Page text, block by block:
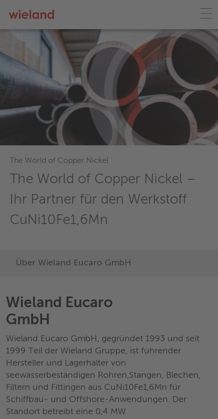
The World of Copper Nickel
The World of Copper Nickel –
Ihr Partner für den Werkstoff
CuNi10Fe1,6Mn
Über Wieland Eucaro GmbH
Wieland Eucaro
GmbH
Wieland Eucaro GmbH, gegründet 1993 und seit
1999 Teil der Wieland Gruppe, ist führender
Hersteller und Lagerhalter von
seewasserbeständigen Rohren,Stangen, Blechen,
Filtern und Fittingen aus CuNi10Fe1,6Mn für
Schiffbau- und Offshore-Anwendungen. Der
Standort betreibt eine 0,4 MW